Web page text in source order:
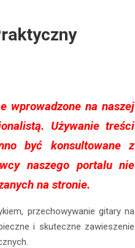
wprowadzone na naszej
Używanie treści
być konsultowane z
naszego portalu nie
na stronie.
przechowywanie gitary na
i skuteczne zawieszenie